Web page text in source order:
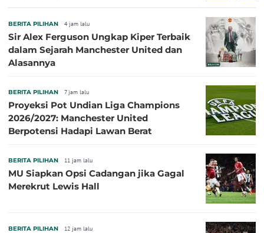
BERITA PILIHAN 4 jam lalu
Sir Alex Ferguson Ungkap Kiper Terbaik
dalam Sejarah Manchester United dan
Alasannya
BERITA PILIHAN 7 jam lalu
Proyeksi Pot Undian Liga Champions
2026/2027: Manchester United
Berpotensi Hadapi Lawan Berat
BERITA PILIHAN 11 jam lalu
MU Siapkan Opsi Cadangan jika Gagal
Merekrut Lewis Hall
BERITA PILIHAN 12 jam lalu